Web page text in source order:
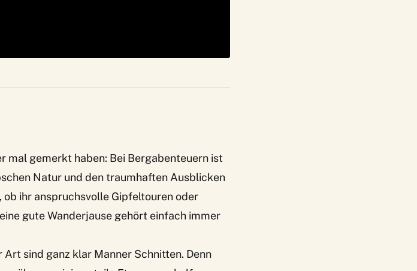
mal gemerkt haben: Bei Bergabenteuern ist
Natur und den traumhaften Ausblicken
ihr anspruchsvolle Gipfeltouren oder
gute Wanderjause gehört einfach immer
Art sind ganz klar Manner Schnitten. Denn